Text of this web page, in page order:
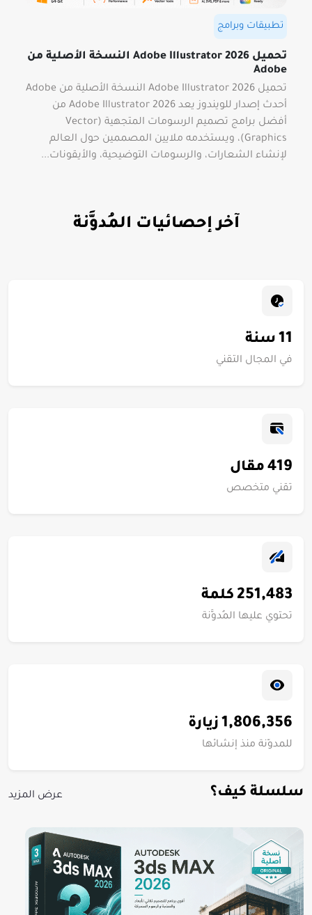
تطبيقات وبرامج
تحميل Adobe Illustrator 2026 النسخة الأصلية من
Adobe
تحميل Adobe Illustrator 2026 النسخة الأصلية من Adobe
أحدث إصدار للويندوز يعد Adobe Illustrator 2026 من
أفضل برامج تصميم الرسومات المتجهية (Vector
Graphics)، ويستخدمه ملايين المصممين حول العالم
لإنشاء الشعارات، والرسومات التوضيحية، والأيقونات...
آخر إحصائيات المُدوَّنة
11 سنة
في المجال التقني
419 مقال
تقني متخصص
251,483 كلمة
تحتوي عليها المُدوَّنة
1,806,356 زيارة
للمدوّنة منذ إنشائها
سلسلة كيف؟ عرض المزيد